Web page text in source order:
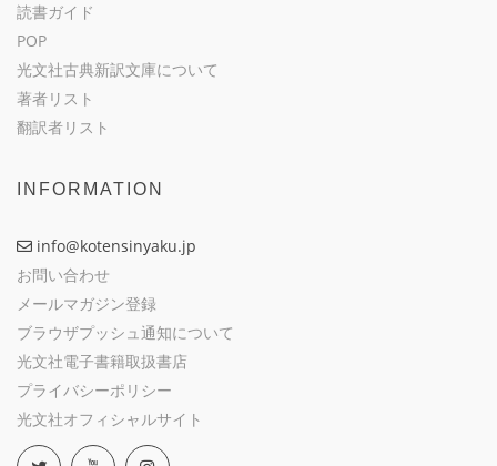
読書ガイド
POP
光文社古典新訳文庫について
著者リスト
翻訳者リスト
INFORMATION
info@kotensinyaku.jp
お問い合わせ
メールマガジン登録
ブラウザプッシュ通知について
光文社電子書籍取扱書店
プライバシーポリシー
光文社オフィシャルサイト